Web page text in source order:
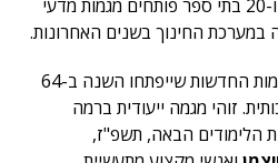
מגמות של מחשבים והנדסה ו-20 בתי ספר פותחים מגמות מדעי
במערכת החינוך בשנים האחרונות.
אולם, גולת הכותרת היא המגמות החדשות שייפתחו השנה ב-64
זוהי מגמה ייעודית ברמה
הלימודים הבאה, תשפ"ז,